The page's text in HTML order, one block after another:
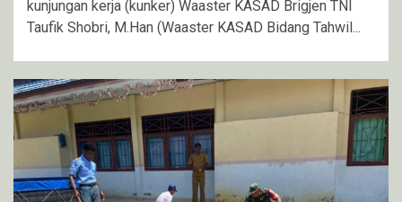
kunjungan kerja (kunker) Waaster KASAD Brigjen TNI
Taufik Shobri, M.Han (Waaster KASAD Bidang Tahwil...